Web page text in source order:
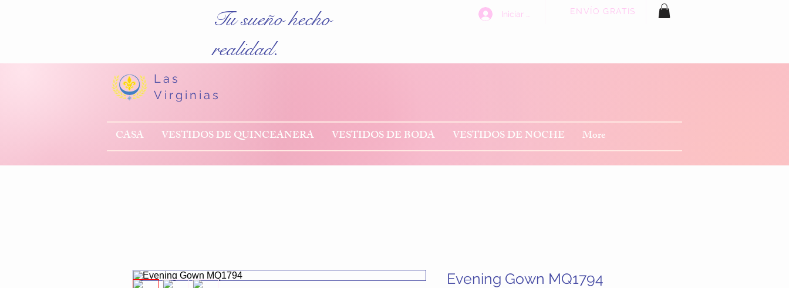
Tu sueño hecho
realidad.
Iniciar sesión ENVÍO GRATIS
Las
Virginias
CASA VESTIDOS DE QUINCEANERA VESTIDOS DE BODA VESTIDOS DE NOCHE More
Evening Gown MQ1794